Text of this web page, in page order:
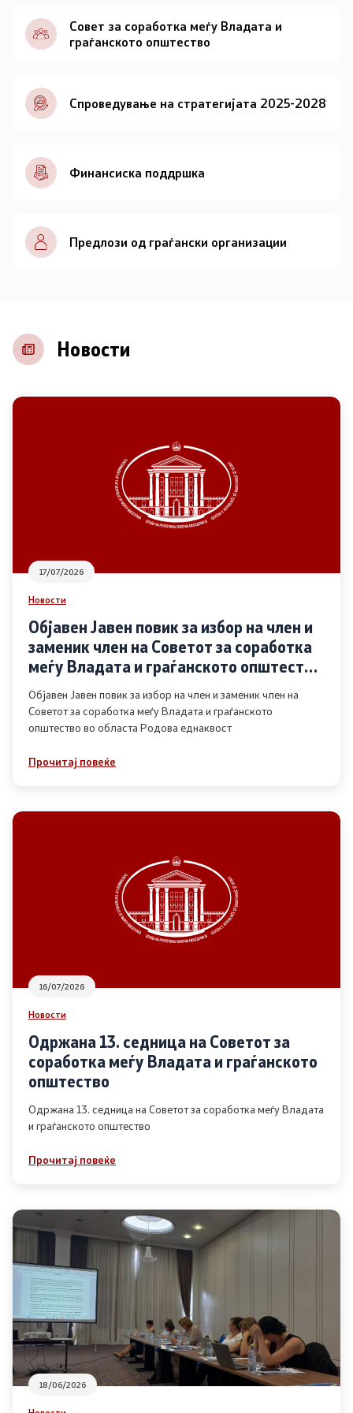
Документи
Совет
За советот
Документи
Записници и дневни редови од седниците на
Советот
Контакт
Основање на здружение
Дијалог меѓу Владата и граѓанскиот сектор
Отворени денови за иницијативи на граѓанските
организации
Финансиска поддршка
Извештаи
Список на ОЈИ
Контакт
Контакт
Линкови
Изјава за пристапност
Со еден клик до сите услуги
Совет за соработка меѓу Владата и
граѓанското општество
Спроведување на стратегијата 2025-2028
Финансиска поддршка
Предлози од граѓански организации
Новости
17/07/2026
Новости
Објавен Јавен повик за избор на член и
заменик член на Советот за соработка
меѓу Владата и граѓанското општество
во областа Родова еднаквост
Објавен Јавен повик за избор на член и заменик член на
Советот за соработка меѓу Владата и граѓанското
општество во областа Родова еднаквост
Прочитај повеќе
16/07/2026
Новости
Одржана 13. седница на Советот за
соработка меѓу Владата и граѓанското
општество
Одржана 13. седница на Советот за соработка меѓу Владата
и граѓанското општество
Прочитај повеќе
18/06/2026